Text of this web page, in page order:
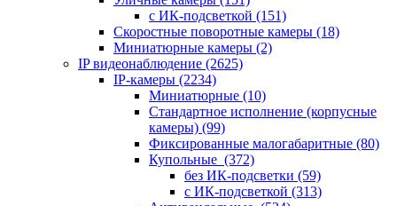
с ИК-подсветкой (151)
Скоростные поворотные камеры (18)
Миниатюрные камеры (2)
IP видеонаблюдение (2625)
IP-камеры (2234)
Миниатюрные (10)
Стандартное исполнение (корпусные
камеры) (99)
Фиксированные малогабаритные (80)
Купольные (372)
без ИК-подсветки (59)
с ИК-подсветкой (313)